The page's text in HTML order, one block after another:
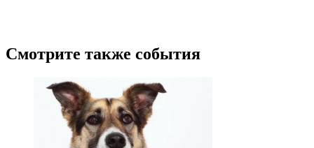
Смотрите также события